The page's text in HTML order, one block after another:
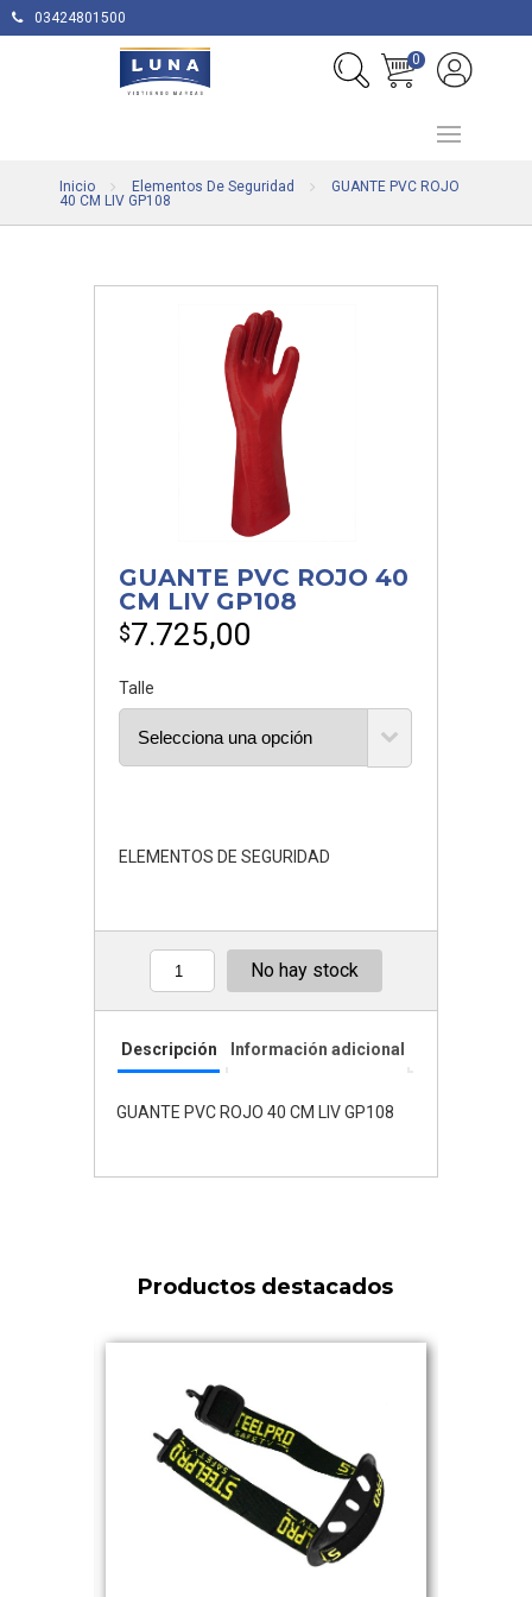
03424801500
0
Inicio Elementos De Seguridad
GUANTE PVC ROJO
40 CM LIV GP108
GUANTE PVC ROJO 40
CM LIV GP108
$7.725,00
Talle
ELEMENTOS DE SEGURIDAD
Cantidad No hay stock
Descripción Información adicional
GUANTE PVC ROJO 40 CM LIV GP108
Productos destacados